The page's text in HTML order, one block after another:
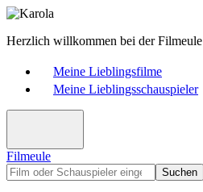
Herzlich willkommen bei der Filmeule
Meine Lieblingsfilme
Meine Lieblingsschauspieler
Filmeule
Suchen